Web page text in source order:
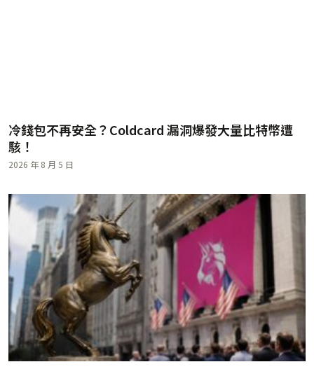
冷錢包不再安全？Coldcard 漏洞爆發大量比特幣遭
駭！
2026 年 8 月 5 日